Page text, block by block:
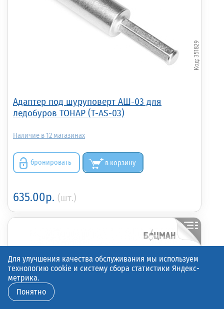
Адаптер под шуруповерт АШ-03 для
ледобуров ТОНАР (T-AS-03)
351829
12
бронировать в корзину
635.00р. (шт.)
Для улучшения качества обслуживания мы используем
технологию cookie и систему сбора статистики Яндекс-
метрика.
Понятно